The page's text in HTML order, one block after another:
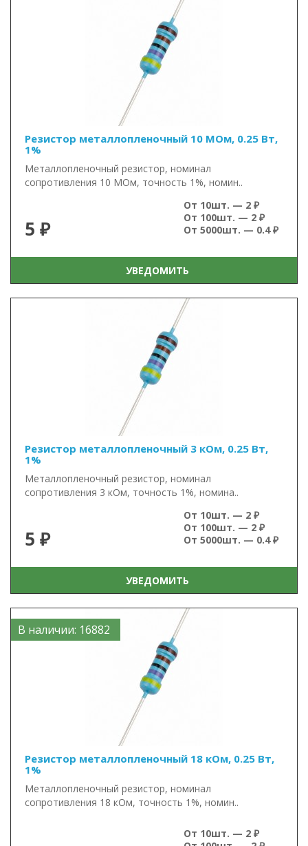
Резистор металлопленочный 10 МОм, 0.25 Вт,
1%
Металлопленочный резистор, номинал
сопротивления 10 МОм, точность 1%, номин..
5 ₽
От 10шт. — 2 ₽
От 100шт. — 2 ₽
От 5000шт. — 0.4 ₽
УВЕДОМИТЬ
Резистор металлопленочный 3 кОм, 0.25 Вт,
1%
Металлопленочный резистор, номинал
сопротивления 3 кОм, точность 1%, номина..
5 ₽
От 10шт. — 2 ₽
От 100шт. — 2 ₽
От 5000шт. — 0.4 ₽
УВЕДОМИТЬ
В наличии: 16882
Резистор металлопленочный 18 кОм, 0.25 Вт,
1%
Металлопленочный резистор, номинал
сопротивления 18 кОм, точность 1%, номин..
От 10шт. — 2 ₽